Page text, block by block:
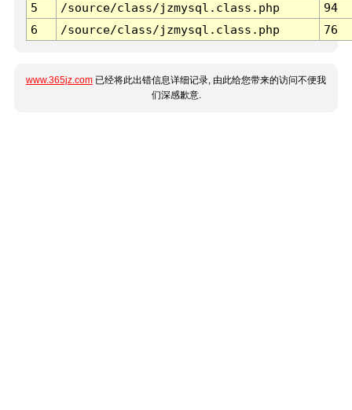
5
/source/class/jzmysql.class.php
94
6
/source/class/jzmysql.class.php 76
www.365jz.com 已经将此出错信息详细记录, 由此给您带来的访问不便我
们深感歉意.